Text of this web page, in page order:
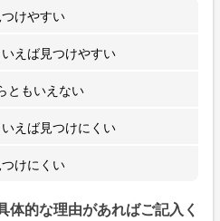
けやすい
えば見つけやすい
ともいえない
えば見つけにくい
けにくい
体的な理由があればご記入く